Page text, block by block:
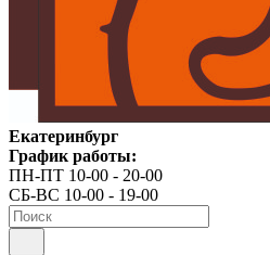
Екатеринбург
График работы:
ПН-ПТ 10-00 - 20-00
СБ-ВС 10-00 - 19-00